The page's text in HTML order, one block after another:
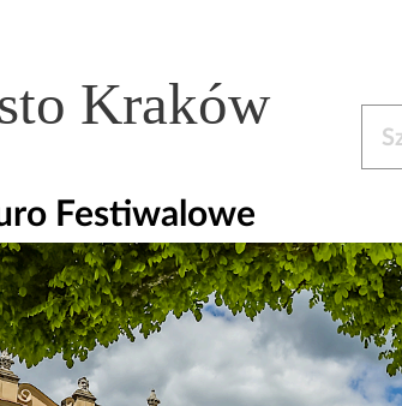
Kraków
Festiwalowe